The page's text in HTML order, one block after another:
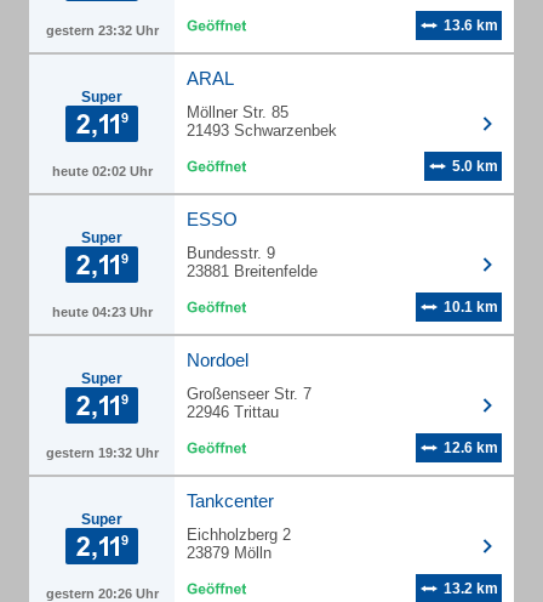
gestern 23:32 Uhr 13.6 km
Super
heute 02:02 Uhr
ARAL
Möllner Str. 85
21493 Schwarzenbek
5.0 km
Super
heute 04:23 Uhr
ESSO
Bundesstr. 9
23881 Breitenfelde
10.1 km
Super
gestern 19:32 Uhr
Nordoel
Großenseer Str. 7
22946 Trittau
12.6 km
Super
gestern 20:26 Uhr
Tankcenter
Eichholzberg 2
23879 Mölln
13.2 km